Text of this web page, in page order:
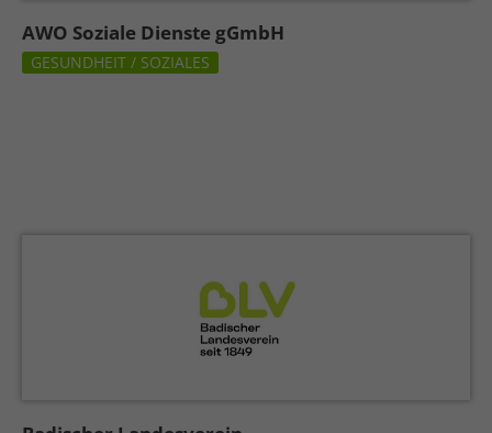
AWO Soziale Dienste gGmbH
GESUNDHEIT / SOZIALES